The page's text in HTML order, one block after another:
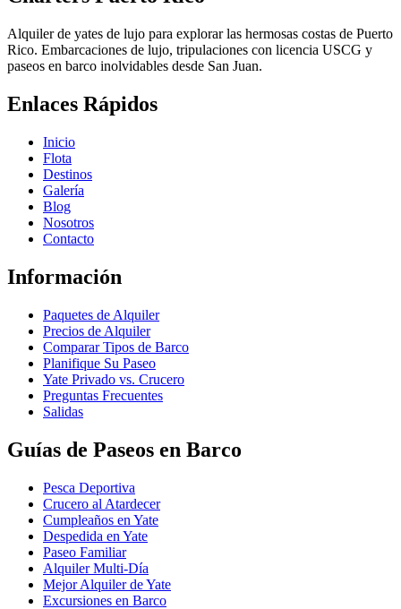
Alquiler de yates de lujo para explorar las hermosas costas de Puerto
Rico. Embarcaciones de lujo, tripulaciones con licencia USCG y
paseos en barco inolvidables desde San Juan.
Enlaces Rápidos
Inicio
Flota
Destinos
Galería
Blog
Nosotros
Contacto
Información
Paquetes de Alquiler
Precios de Alquiler
Comparar Tipos de Barco
Planifique Su Paseo
Yate Privado vs. Crucero
Preguntas Frecuentes
Salidas
Guías de Paseos en Barco
Pesca Deportiva
Crucero al Atardecer
Cumpleaños en Yate
Despedida en Yate
Paseo Familiar
Alquiler Multi-Día
Mejor Alquiler de Yate
Excursiones en Barco